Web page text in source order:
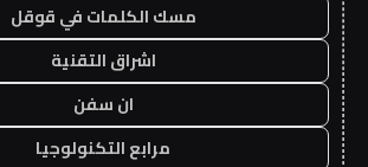
مسك الكلمات في قوقل
اشراق التقنية
ان سفن
مرابع التكنولوجيا